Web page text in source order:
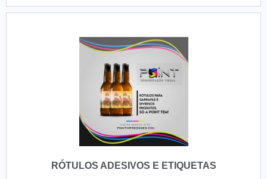
personalizado; Comprometimento com o resultado final;
estoque de produtos. A MELHOR EMPRESA NO
SEGMENTOSomente na 4Food Print é possível encontrar o
que há de melhor em adesivo para confeitaria
personalizado. São opções variadas que a empresa oferece,
como rolo de etiqueta adesiva em papel couche e bopp
transparente, entre outros tipos de materiais.É conhecida
por ser uma empresa altamente qualificada e
comprometida com seus serviços, características possíveis
pelo fato de ter um chão de fábrica de alta qualidade onde
são realizadas as atividades e sede em localização
privilegiada.Tudo isso, somado à performance de uma
equipe multidisciplinar de consultores e profissionais
PARA ECOMMERCEQuem quer achar adesivos para
ecommerce uma empresa inovadora, vai até o site da 4Food
confecção etiqueta para ecommerce, sempre oferecendo o
que há de melhor no mercado para cada cliente.Ainda com
uma visão analítica sobre adesivos para ecommerce, na
essência da empresa, a mesma deve prezar pelos produtos
e serviços com ótima qualidade e assertividade, pontos
importantes que ficam de fora no planejamento de
empresas que visam apenas o lucro, deixando a desejar nos
outros fatores.É importante lembrar que o produto deve
sempre ser adquirido com companhias especializadas no
qualidade e durabilidade dos materiais, além de evitar
RÓTULOS ADESIVOS E ETIQUETAS